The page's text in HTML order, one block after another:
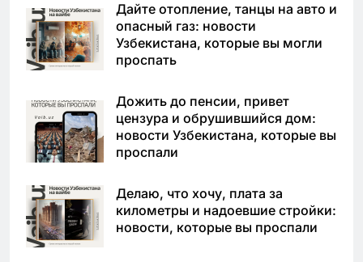
Дайте отопление, танцы на авто и
опасный газ: новости
Узбекистана, которые вы могли
проспать
Дожить до пенсии, привет
цензура и обрушившийся дом:
новости Узбекистана, которые вы
проспали
Делаю, что хочу, плата за
километры и надоевшие стройки:
новости, которые вы проспали